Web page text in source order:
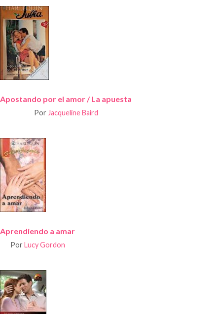
Apostando por el amor / La apuesta
Por Jacqueline Baird
Aprendiendo a amar
Por Lucy Gordon